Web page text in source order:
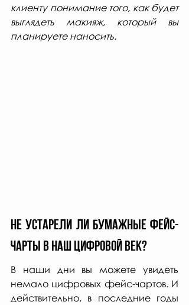
клиенту понимание того, как будет
выглядеть макияж, который вы
планируете наносить.
Не устарели ли бумажные фейс-
чарты в наш цифровой век?
В наши дни вы можете увидеть
немало цифровых фейс-чартов. И
действительно, в последние годы